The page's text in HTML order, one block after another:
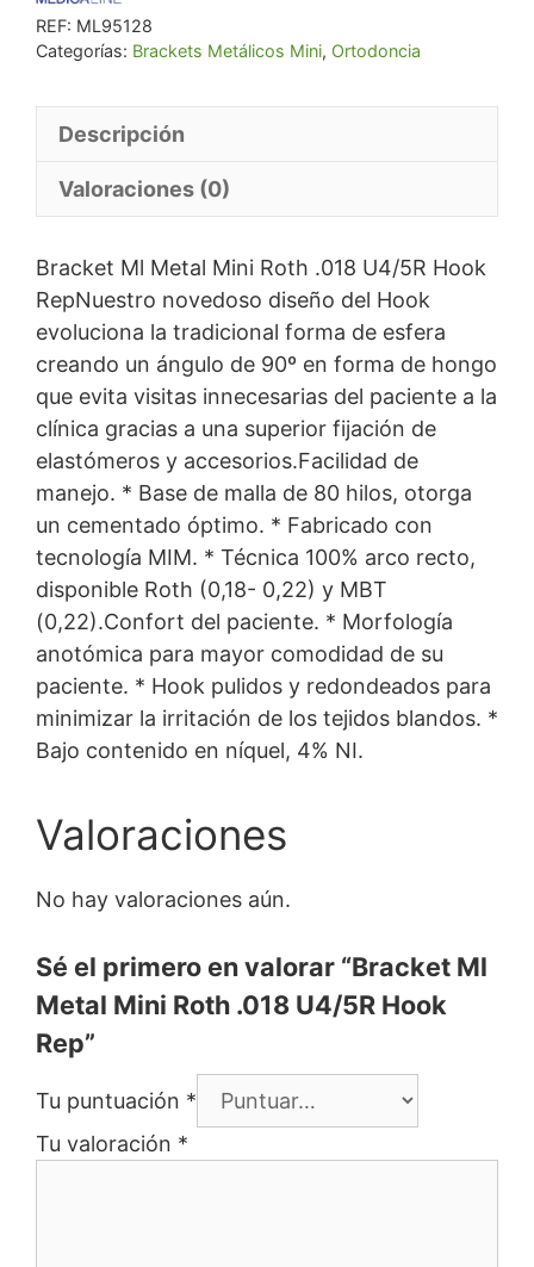
Hook
REF: ML95128
Categorías: Brackets Metálicos Mini, Ortodoncia
Descripción
Valoraciones (0)
Bracket Ml Metal Mini Roth .018 U4/5R Hook
RepNuestro novedoso diseño del Hook
evoluciona la tradicional forma de esfera
creando un ángulo de 90º en forma de hongo
que evita visitas innecesarias del paciente a la
clínica gracias a una superior fijación de
elastómeros y accesorios.Facilidad de
manejo. * Base de malla de 80 hilos, otorga
un cementado óptimo. * Fabricado con
tecnología MIM. * Técnica 100% arco recto,
disponible Roth (0,18- 0,22) y MBT
(0,22).Confort del paciente. * Morfología
anotómica para mayor comodidad de su
paciente. * Hook pulidos y redondeados para
minimizar la irritación de los tejidos blandos. *
Bajo contenido en níquel, 4% NI.
Valoraciones
No hay valoraciones aún.
Sé el primero en valorar “Bracket Ml
Metal Mini Roth .018 U4/5R Hook
Rep”
Tu puntuación *
Tu valoración *